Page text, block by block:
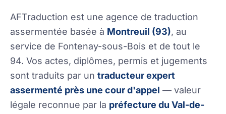
AFTraduction est une agence de traduction
assermentée basée à Montreuil (93), au
service de Fontenay-sous-Bois et de tout le
94. Vos actes, diplômes, permis et jugements
sont traduits par un traducteur expert
assermenté près une cour d'appel — valeur
légale reconnue par la préfecture du Val-de-